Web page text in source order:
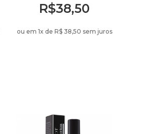
R$38,50
ou em 1x de R$ 38,50 sem juros